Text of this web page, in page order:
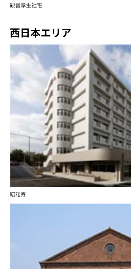
観音厚生社宅
西日本エリア
昭和寮